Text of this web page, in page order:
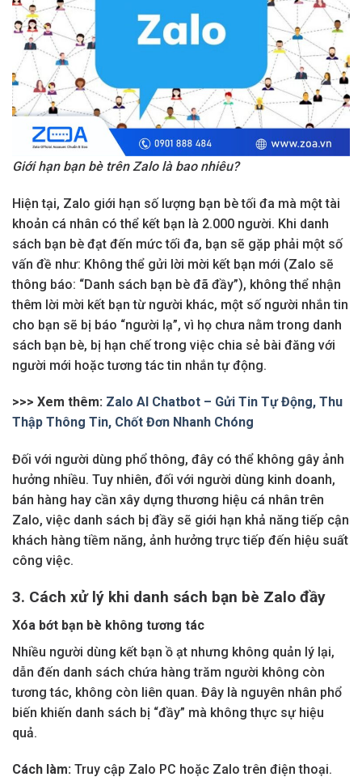
Giới hạn bạn bè trên Zalo là bao nhiêu?
Hiện tại, Zalo giới hạn số lượng bạn bè tối đa mà một tài
khoản cá nhân có thể kết bạn là 2.000 người. Khi danh
sách bạn bè đạt đến mức tối đa, bạn sẽ gặp phải một số
vấn đề như: Không thể gửi lời mời kết bạn mới (Zalo sẽ
thông báo: “Danh sách bạn bè đã đầy”), không thể nhận
thêm lời mời kết bạn từ người khác, một số người nhắn tin
cho bạn sẽ bị báo “người lạ”, vì họ chưa nằm trong danh
sách bạn bè, bị hạn chế trong việc chia sẻ bài đăng với
người mới hoặc tương tác tin nhắn tự động.
>>> Xem thêm: Zalo AI Chatbot – Gửi Tin Tự Động, Thu
Thập Thông Tin, Chốt Đơn Nhanh Chóng
Đối với người dùng phổ thông, đây có thể không gây ảnh
hưởng nhiều. Tuy nhiên, đối với người dùng kinh doanh,
bán hàng hay cần xây dựng thương hiệu cá nhân trên
Zalo, việc danh sách bị đầy sẽ giới hạn khả năng tiếp cận
khách hàng tiềm năng, ảnh hưởng trực tiếp đến hiệu suất
công việc.
3. Cách xử lý khi danh sách bạn bè Zalo đầy
Xóa bớt bạn bè không tương tác
Nhiều người dùng kết bạn ồ ạt nhưng không quản lý lại,
dẫn đến danh sách chứa hàng trăm người không còn
tương tác, không còn liên quan. Đây là nguyên nhân phổ
biến khiến danh sách bị “đầy” mà không thực sự hiệu
quả.
Cách làm: Truy cập Zalo PC hoặc Zalo trên điện thoại.